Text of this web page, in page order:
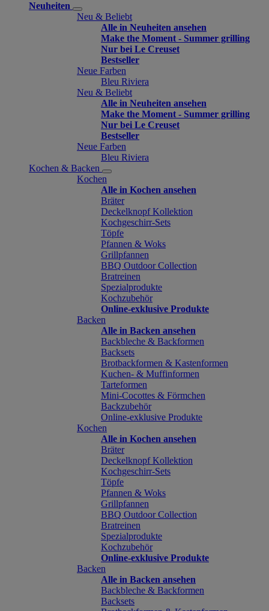
Neuheiten
Neu & Beliebt
Alle in Neuheiten ansehen
Make the Moment - Summer grilling
Nur bei Le Creuset
Bestseller
Neue Farben
Bleu Riviera
Neu & Beliebt
Alle in Neuheiten ansehen
Make the Moment - Summer grilling
Nur bei Le Creuset
Bestseller
Neue Farben
Bleu Riviera
Kochen & Backen
Kochen
Alle in Kochen ansehen
Bräter
Deckelknopf Kollektion
Kochgeschirr-Sets
Töpfe
Pfannen & Woks
Grillpfannen
BBQ Outdoor Collection
Bratreinen
Spezialprodukte
Kochzubehör
Online-exklusive Produkte
Backen
Alle in Backen ansehen
Backbleche & Backformen
Backsets
Brotbackformen & Kastenformen
Kuchen- & Muffinformen
Tarteformen
Mini-Cocottes & Förmchen
Backzubehör
Online-exklusive Produkte
Kochen
Alle in Kochen ansehen
Bräter
Deckelknopf Kollektion
Kochgeschirr-Sets
Töpfe
Pfannen & Woks
Grillpfannen
BBQ Outdoor Collection
Bratreinen
Spezialprodukte
Kochzubehör
Online-exklusive Produkte
Backen
Alle in Backen ansehen
Backbleche & Backformen
Backsets